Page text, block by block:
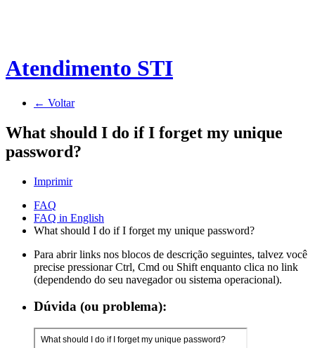
Atendimento STI
← Voltar
What should I do if I forget my unique
password?
Imprimir
FAQ
FAQ in English
What should I do if I forget my unique password?
Para abrir links nos blocos de descrição seguintes, talvez você
precise pressionar Ctrl, Cmd ou Shift enquanto clica no link
(dependendo do seu navegador ou sistema operacional).
Dúvida (ou problema):